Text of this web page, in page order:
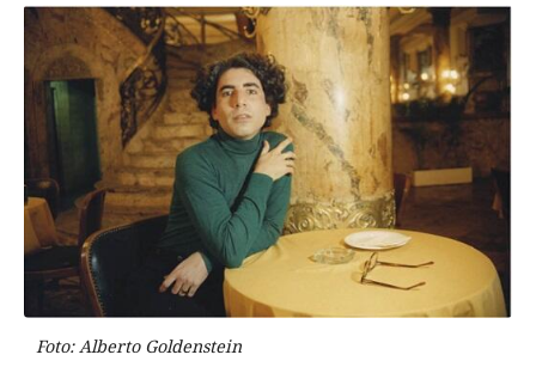
Foto: Alberto Goldenstein